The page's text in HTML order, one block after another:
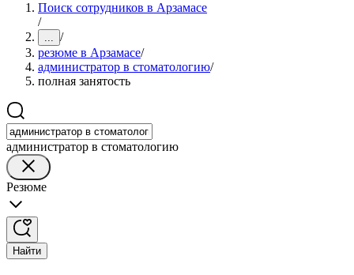
Поиск сотрудников в Арзамасе
/
... /
резюме в Арзамасе/
администратор в стоматологию/
полная занятость
администратор в стоматологию
Резюме
Найти